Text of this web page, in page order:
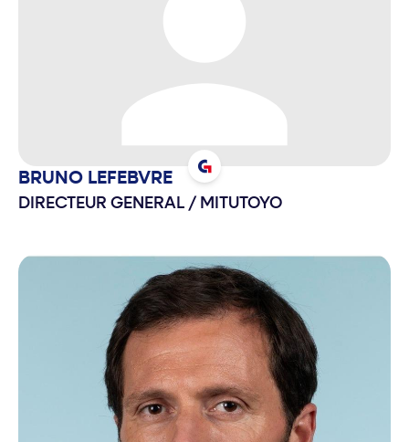
BRUNO LEFEBVRE
DIRECTEUR GENERAL / MITUTOYO